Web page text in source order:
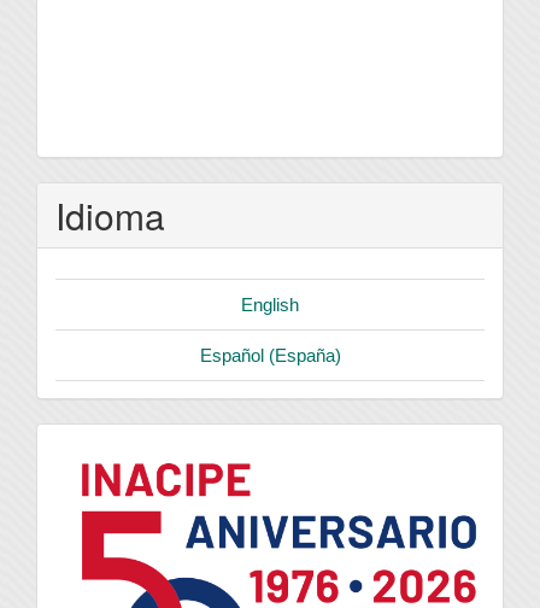
Idioma
English
Español (España)
logo